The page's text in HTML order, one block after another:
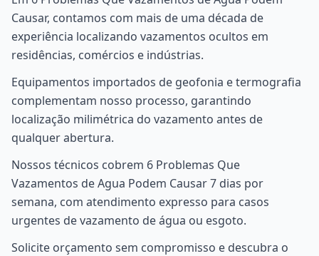
Causar, contamos com mais de uma década de
experiência localizando vazamentos ocultos em
residências, comércios e indústrias.
Equipamentos importados de geofonia e termografia
complementam nosso processo, garantindo
localização milimétrica do vazamento antes de
qualquer abertura.
Nossos técnicos cobrem 6 Problemas Que
Vazamentos de Agua Podem Causar 7 dias por
semana, com atendimento expresso para casos
urgentes de vazamento de água ou esgoto.
Solicite orçamento sem compromisso e descubra o